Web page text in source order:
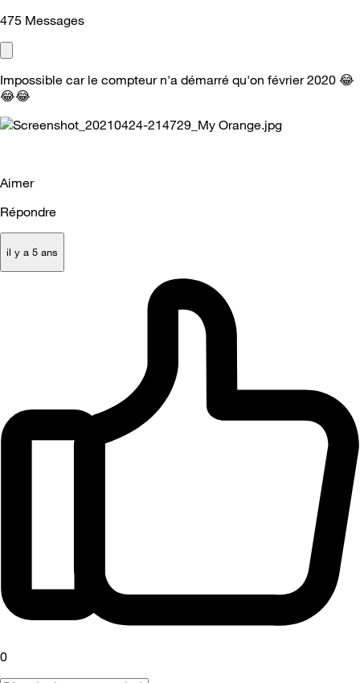
475 Messages
Impossible car le compteur n'a démarré qu'on février 2020 😂
😂😂
Aimer
Répondre
il y a 5 ans
0